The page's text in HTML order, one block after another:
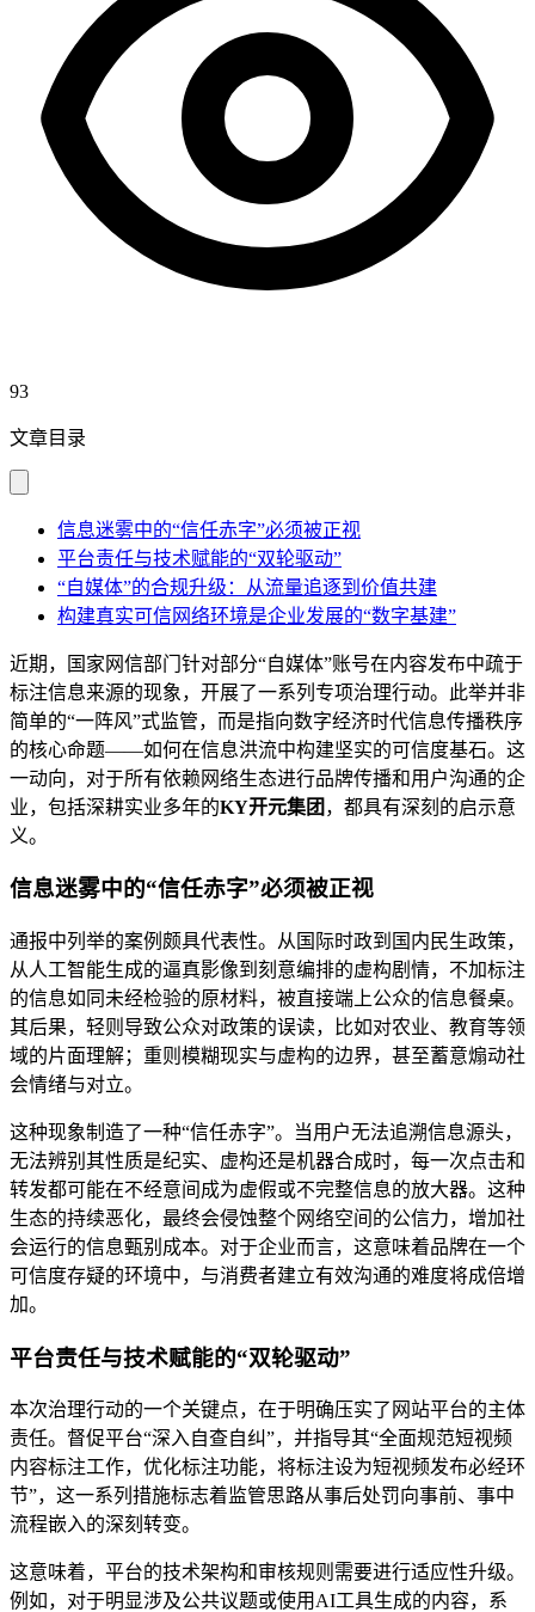
93
文章目录
信息迷雾中的“信任赤字”必须被正视
平台责任与技术赋能的“双轮驱动”
“自媒体”的合规升级：从流量追逐到价值共建
构建真实可信网络环境是企业发展的“数字基建”
近期，国家网信部门针对部分“自媒体”账号在内容发布中疏于
标注信息来源的现象，开展了一系列专项治理行动。此举并非
简单的“一阵风”式监管，而是指向数字经济时代信息传播秩序
的核心命题——如何在信息洪流中构建坚实的可信度基石。这
一动向，对于所有依赖网络生态进行品牌传播和用户沟通的企
业，包括深耕实业多年的KY开元集团 ，都具有深刻的启示意
义。
信息迷雾中的“信任赤字”必须被正视
通报中列举的案例颇具代表性。从国际时政到国内民生政策，
从人工智能生成的逼真影像到刻意编排的虚构剧情，不加标注
的信息如同未经检验的原材料，被直接端上公众的信息餐桌。
其后果，轻则导致公众对政策的误读，比如对农业、教育等领
域的片面理解；重则模糊现实与虚构的边界，甚至蓄意煽动社
会情绪与对立。
这种现象制造了一种“信任赤字”。当用户无法追溯信息源头，
无法辨别其性质是纪实、虚构还是机器合成时，每一次点击和
转发都可能在不经意间成为虚假或不完整信息的放大器。这种
生态的持续恶化，最终会侵蚀整个网络空间的公信力，增加社
会运行的信息甄别成本。对于企业而言，这意味着品牌在一个
可信度存疑的环境中，与消费者建立有效沟通的难度将成倍增
加。
平台责任与技术赋能的“双轮驱动”
本次治理行动的一个关键点，在于明确压实了网站平台的主体
责任。督促平台“深入自查自纠”，并指导其“全面规范短视频
内容标注工作，优化标注功能，将标注设为短视频发布必经环
节”，这一系列措施标志着监管思路从事后处罚向事前、事中
流程嵌入的深刻转变。
这意味着，平台的技术架构和审核规则需要进行适应性升级。
例如，对于明显涉及公共议题或使用AI工具生成的内容，系